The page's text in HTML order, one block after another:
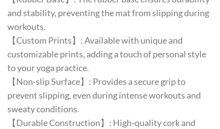
and stability, preventing the mat from slipping during
workouts.
【Custom Prints】: Available with unique and
customizable prints, adding a touch of personal style
to your yoga practice.
【Non-slip Surface】: Provides a secure grip to
prevent slipping, even during intense workouts and
sweaty conditions.
【Durable Construction】: High-quality cork and